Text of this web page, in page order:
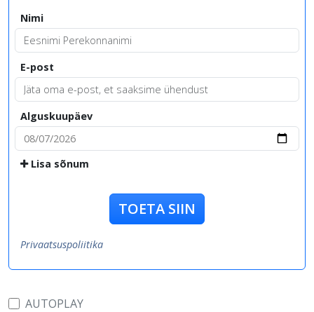
Nimi
E-post
Alguskuupäev
Lisa sõnum
TOETA SIIN
Privaatsuspoliitika
AUTOPLAY